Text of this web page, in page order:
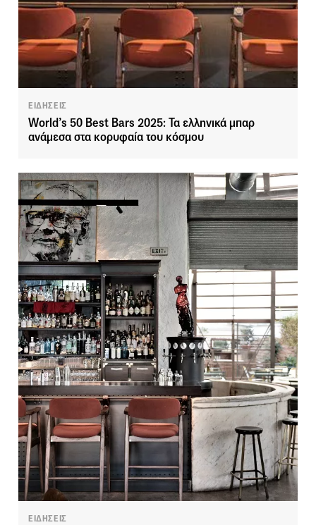
ΕΙΔΗΣΕΙΣ
World’s 50 Best Bars 2025: Τα ελληνικά μπαρ
ανάμεσα στα κορυφαία του κόσμου
ΕΙΔΗΣΕΙΣ